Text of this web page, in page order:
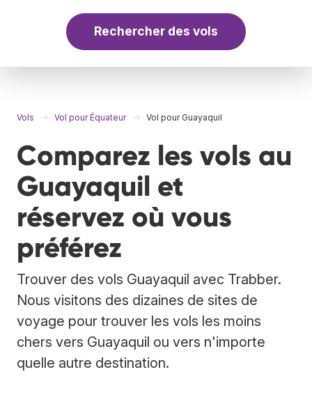
Rechercher des vols
Vols Vol pour Équateur Vol pour Guayaquil
Comparez les vols au
Guayaquil et
réservez où vous
préférez
Trouver des vols Guayaquil avec Trabber.
Nous visitons des dizaines de sites de
voyage pour trouver les vols les moins
chers vers Guayaquil ou vers n'importe
quelle autre destination.